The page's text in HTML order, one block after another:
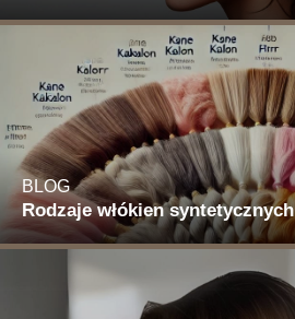
BLOG
Rodzaje włókien syntetycznych